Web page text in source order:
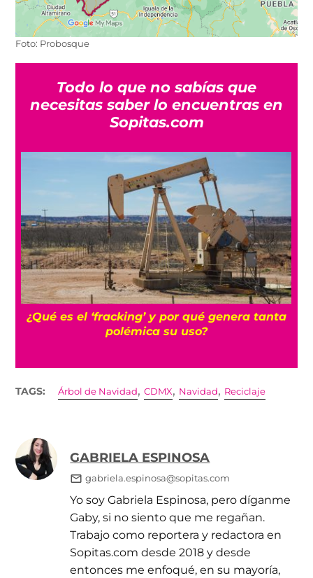
Foto: Probosque
Todo lo que no sabías que
necesitas saber lo encuentras en
Sopitas.com
¡Por fin! México y Perú restablecen relaciones
diplomática
TAGS: Árbol de Navidad,CDMX, Navidad, Reciclaje
GABRIELA ESPINOSA
gabriela.espinosa@sopitas.com
Yo soy Gabriela Espinosa, pero díganme
Gaby, si no siento que me regañan.
Trabajo como reportera y redactora en
Sopitas.com desde 2018 y desde
entonces me enfoqué, en su mayoría,